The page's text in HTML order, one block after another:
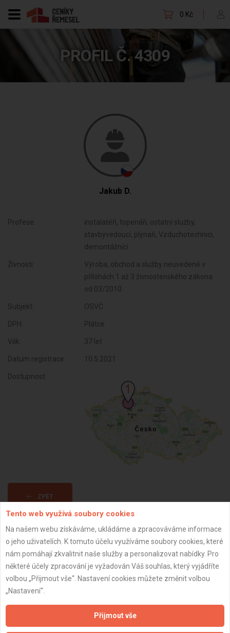
0 Kč
PROFIL Č. 4309
Jakub D.
Profese:
instalatéři, topenáři, ostatní služby,
stavbyvedoucí, plynaři, Vzduchotechnici,
demontážníci
Živnosti:
Výroba, obchod a služby neuvedené v
přílohách 1 až 3 živnostenského zákona
od 03/2010
Subjekt: OSVČ
DPH: Plátce
Věk: 37 let
Datum registrace: 10.5.2021
Dostupnost:
ZPĚT
Aktualizováno z portálu ARES dne 30.12.2023 04:15:15
Naše firmy a řemeslníci
Zpracování a ochrana osobních údajů
Tento web využívá soubory cookies
Na našem webu získáváme, ukládáme a zpracováváme informace
o jeho uživatelích. K tomuto účelu využíváme soubory cookies, které
nám pomáhají zkvalitnit naše služby a personalizovat nabídky. Pro
některé účely zpracování je vyžadován Váš souhlas, který vyjádříte
volbou „Přijmout vše“. Nastavení cookies můžete změnit volbou
„Nastavení“.
Přijmout vše